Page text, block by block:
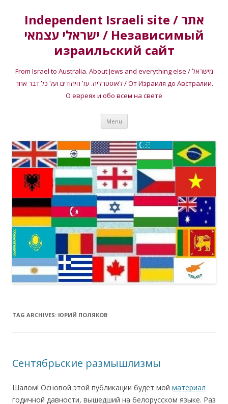
Independent Israeli site / אתר
ישראלי עצמאי / Независимый
израильский сайт
From Israel to Australia. About Jews and everything else / מישראל
לאוסטרליה. על היהודים ועל כל דבר אחר / От Израиля до Австралии.
О евреях и обо всем на свете
Menu Skip
content
TAG ARCHIVES: ЮРИЙ ПОЛЯКОВ
Сентябрьские размышлизмы
Шалом! Основой этой публикации будет мой материал
годичной давности, вышедший на белорусском языке. Раз